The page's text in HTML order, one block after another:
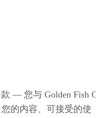
— 您与 Golden Fish
的内容、可接受的使